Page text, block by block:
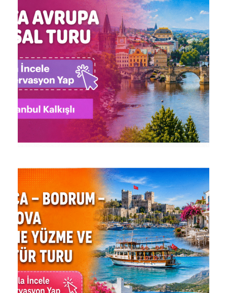
MACARISTAN, AVUSTURYA,
ÇEKYA, BULGARISTAN VE
SIRBISTAN
37.785 ₺
9 Gün 8 Gece